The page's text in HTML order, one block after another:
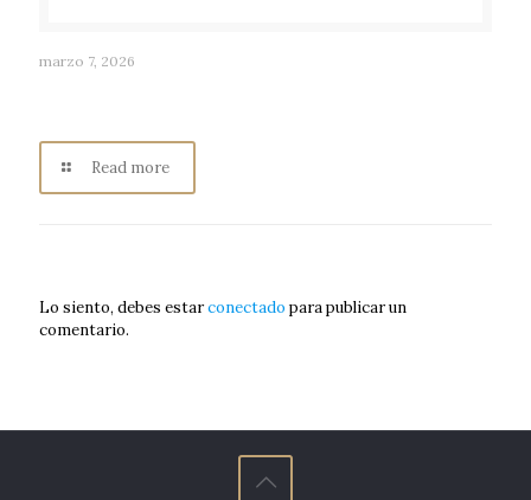
marzo 7, 2026
Read more
Lo siento, debes estarconectado para publicar un
comentario.